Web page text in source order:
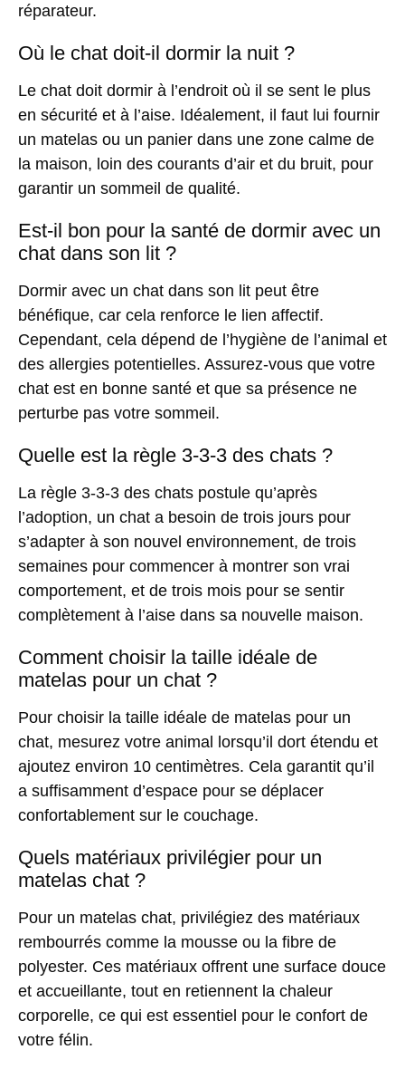
réparateur.
Où le chat doit-il dormir la nuit ?
Le chat doit dormir à l’endroit où il se sent le plus
en sécurité et à l’aise. Idéalement, il faut lui fournir
un matelas ou un panier dans une zone calme de
la maison, loin des courants d’air et du bruit, pour
garantir un sommeil de qualité.
Est-il bon pour la santé de dormir avec un
chat dans son lit ?
Dormir avec un chat dans son lit peut être
bénéfique, car cela renforce le lien affectif.
Cependant, cela dépend de l’hygiène de l’animal et
des allergies potentielles. Assurez-vous que votre
chat est en bonne santé et que sa présence ne
perturbe pas votre sommeil.
Quelle est la règle 3-3-3 des chats ?
La règle 3-3-3 des chats postule qu’après
l’adoption, un chat a besoin de trois jours pour
s’adapter à son nouvel environnement, de trois
semaines pour commencer à montrer son vrai
comportement, et de trois mois pour se sentir
complètement à l’aise dans sa nouvelle maison.
Comment choisir la taille idéale de
matelas pour un chat ?
Pour choisir la taille idéale de matelas pour un
chat, mesurez votre animal lorsqu’il dort étendu et
ajoutez environ 10 centimètres. Cela garantit qu’il
a suffisamment d’espace pour se déplacer
confortablement sur le couchage.
Quels matériaux privilégier pour un
matelas chat ?
Pour un matelas chat, privilégiez des matériaux
rembourrés comme la mousse ou la fibre de
polyester. Ces matériaux offrent une surface douce
et accueillante, tout en retiennent la chaleur
corporelle, ce qui est essentiel pour le confort de
votre félin.